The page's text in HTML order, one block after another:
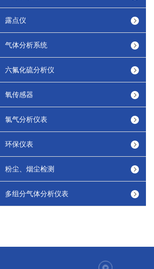
露点仪
气体分析系统
六氟化硫分析仪
氧传感器
氯气分析仪表
环保仪表
粉尘、烟尘检测
多组分气体分析仪表